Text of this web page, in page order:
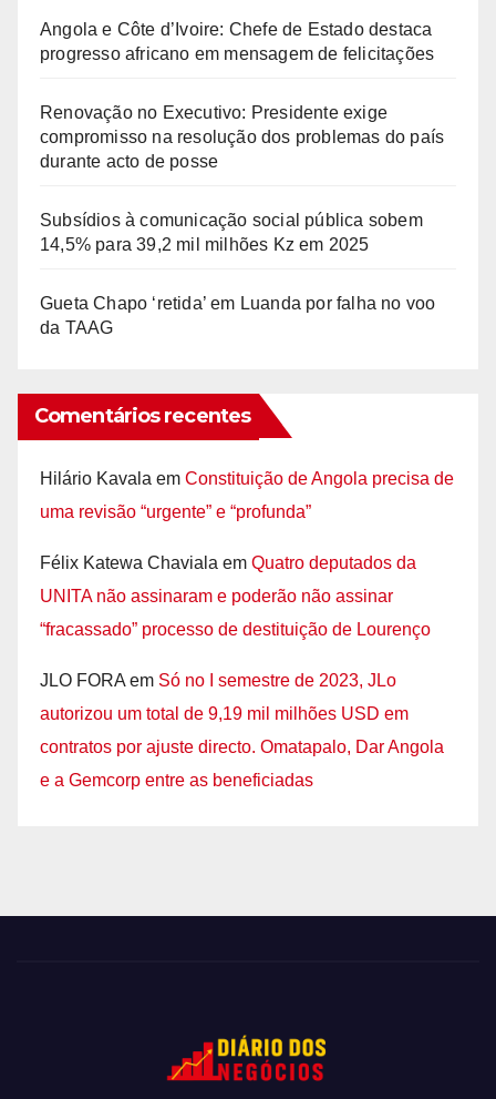
Angola e Côte d’Ivoire: Chefe de Estado destaca
progresso africano em mensagem de felicitações
Renovação no Executivo: Presidente exige
compromisso na resolução dos problemas do país
durante acto de posse
Subsídios à comunicação social pública sobem
14,5% para 39,2 mil milhões Kz em 2025
Gueta Chapo ‘retida’ em Luanda por falha no voo
da TAAG
Comentários recentes
Hilário Kavala em Constituição de Angola precisa de
uma revisão “urgente” e “profunda”
Félix Katewa Chaviala em Quatro deputados da
UNITA não assinaram e poderão não assinar
“fracassado” processo de destituição de Lourenço
JLO FORA em Só no I semestre de 2023, JLo
autorizou um total de 9,19 mil milhões USD em
contratos por ajuste directo. Omatapalo, Dar Angola
e a Gemcorp entre as beneficiadas